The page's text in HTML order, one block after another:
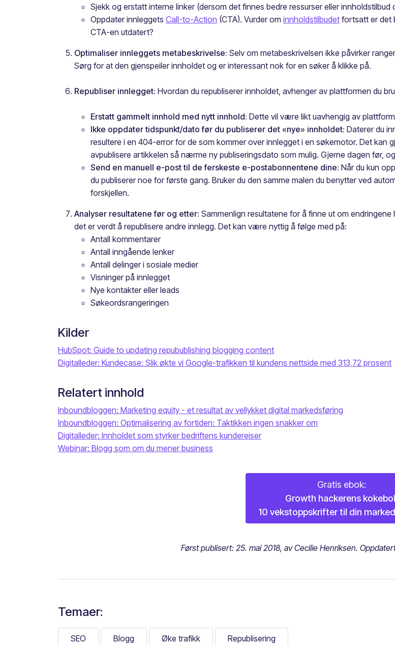
Sjekk og erstatt interne linker (dersom det finnes bedre ressurser eller innholdstilbud
Oppdater innleggets Call-to-Action (CTA). Vurder om innholdstilbudet fortsatt er det
CTA-en utdatert?
Optimaliser innleggets metabeskrivelse: Selv om metabeskrivelsen ikke påvirker
Sørg for at den gjenspeiler innholdet og er interessant nok for en søker å klikke på.
Republiser innlegget: Hvordan du republiserer innholdet, avhenger av plattformen du
Erstatt gammelt innhold med nytt innhold: Dette vil være likt uavhengig av plattform
Ikke oppdater tidspunkt/dato før du publiserer det «nye» innholdet: Daterer du
resultere i en 404-error for de som kommer over innlegget i en søkemotor. Det kan
avpublisere artikkelen så nærme ny publiseringsdato som mulig. Gjerne dagen før,
Send en manuell e-post til de ferskeste e-postabonnentene dine: Når du kun
du publiserer noe for første gang. Bruker du den samme malen du benytter ved
forskjellen.
Analyser resultatene før og etter: Sammenlign resultatene for å finne ut om
det er verdt å republisere andre innlegg. Det kan være nyttig å følge med på:
Antall kommentarer
Antall inngående lenker
Antall delinger i sosiale medier
Visninger på innlegget
Nye kontakter eller leads
Søkeordsrangeringen
Kilder
HubSpot: Guide to updating repubublishing blogging content
Digitalleder: Kundecase: Slik økte vi Google-trafikken til kundens nettside med 313,72 prosent
Relatert innhold
Inboundbloggen: Marketing equity - et resultat av vellykket digital markedsføring
Inboundbloggen: Optimalisering av fortiden: Taktikken ingen snakker om
Digitalleder: Innholdet som styrker bedriftens kundereiser
Webinar: Blogg som om du mener business
Gratis ebok:
Growth hackerens
10 vekstoppskrifter til din
Først publisert: 25. mai 2018, av Cecilie Henriksen.
Temaer:
SEO Blogg Øke trafikk Republisering